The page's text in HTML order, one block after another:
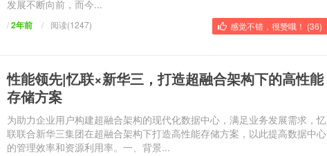
发展不断向前，而今...
/2年前 / 感觉不错，很赞哦！ (36)
阅读(1247)
性能领先|忆联×新华三，打造超融合架构下的高性能
存储方案
为助力企业用户构建超融合架构的现代化数据中心，满足业务发展需求，忆
联联合新华三集团在超融合架构下打造高性能存储方案，以此提高数据中心
的管理效率和资源利用率。一、背景...